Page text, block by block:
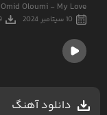
Omid Oloumi - My Love
10 سپتامبر 2024
دانلود آهنگ